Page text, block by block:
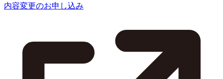
内容変更のお申し込み